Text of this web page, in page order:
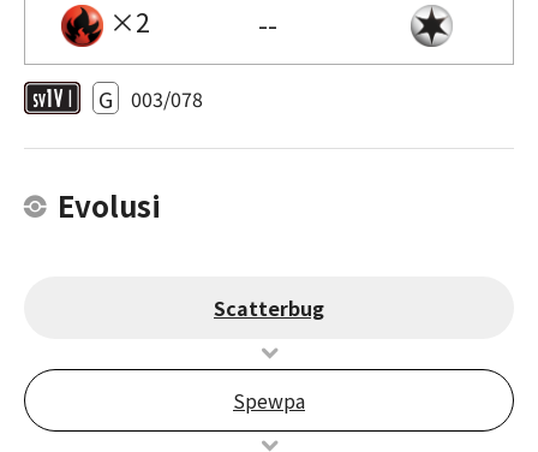
×2 --
G 003/078
Evolusi
Scatterbug
Spewpa